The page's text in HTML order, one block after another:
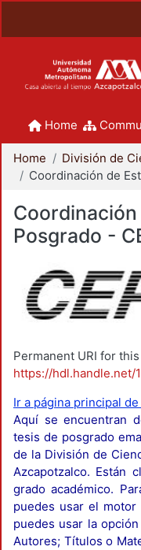
Home
Home
Posgrado -
Permanent URI for
https://hdl.handle.net/
Ir a página principal
Aquí se encuentran
tesis de posgrado
de la División de
Azcapotzalco. Están
grado académico.
puedes usar el
puedes usar la
Autores; Títulos o